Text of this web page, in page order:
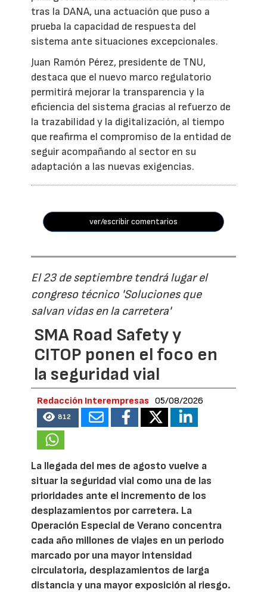
tras la DANA, una actuación que puso a
prueba la capacidad de respuesta del
sistema ante situaciones excepcionales.
Juan Ramón Pérez, presidente de TNU,
destaca que el nuevo marco regulatorio
permitirá mejorar la transparencia y la
eficiencia del sistema gracias al refuerzo de
la trazabilidad y la digitalización, al tiempo
que reafirma el compromiso de la entidad de
seguir acompañando al sector en su
adaptación a las nuevas exigencias.
ver/escribir comentarios
El 23 de septiembre tendrá lugar el
congreso técnico 'Soluciones que
salvan vidas en la carretera'
SMA Road Safety y
CITOP ponen el foco en
la seguridad vial
Redacción Interempresas 05/08/2026
812
La llegada del mes de agosto vuelve a
situar la seguridad vial como una de las
prioridades ante el incremento de los
desplazamientos por carretera. La
Operación Especial de Verano concentra
cada año millones de viajes en un periodo
marcado por una mayor intensidad
circulatoria, desplazamientos de larga
distancia y una mayor exposición al riesgo.